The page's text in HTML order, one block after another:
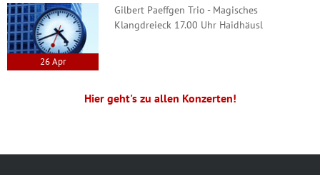
26Apr
Gilbert Paeffgen Trio - Magisches
Klangdreieck 17.00 Uhr Haidhäusl
Hier geht's zu allen Konzerten!